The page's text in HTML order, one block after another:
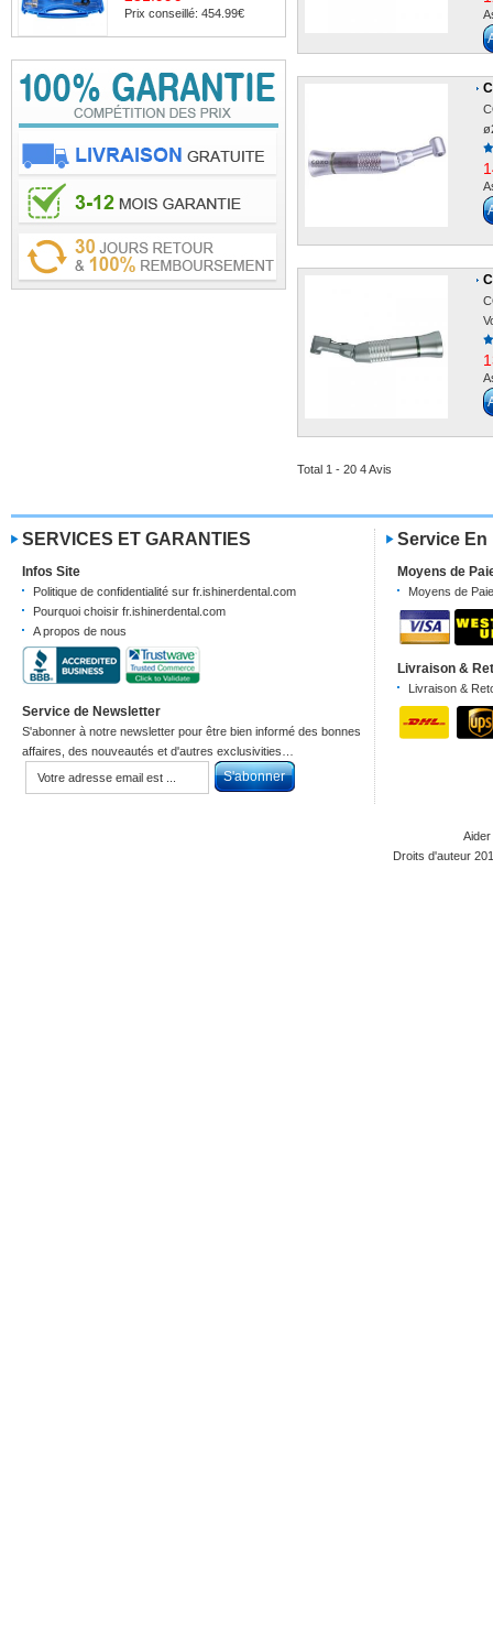
Total 1 - 20 4 Avis
Prix conseillé: 454.99€
SERVICES ET GARANTIES
Infos Site
Politique de confidentialité sur fr.ishinerdental.com
Pourquoi choisir fr.ishinerdental.com
A propos de nous
Service de Newsletter
S'abonner à notre newsletter pour être bien informé des bonnes
affaires, des nouveautés et d'autres exclusivities…
Service En
Moyens de
Moyens de
Livraison &
Livraison &
Aider
Droits d'auteur